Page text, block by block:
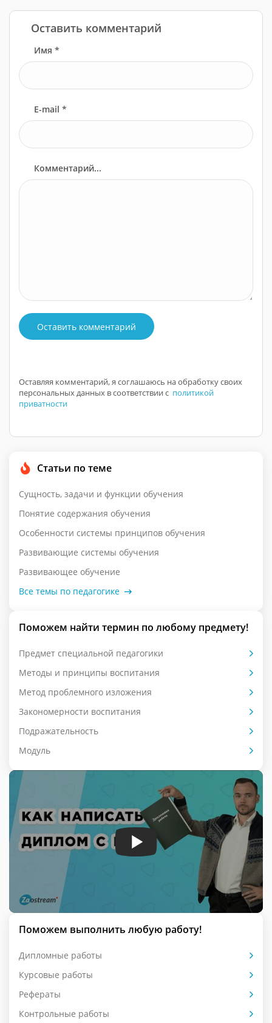
Оставить комментарий
Имя *
E-mail *
Комментарий...
Оставить комментарий
Оставляя комментарий, я соглашаюсь на обработку своих
персональных данных в соответствии с политикой
приватности
Статьи по теме
Сущность, задачи и функции обучения
Понятие содержания обучения
Особенности системы принципов обучения
Развивающие системы обучения
Развивающее обучение
Все темы по педагогике
Поможем найти термин по любому предмету!
Предмет специальной педагогики
Методы и принципы воспитания
Метод проблемного изложения
Закономерности воспитания
Подражательность
Модуль
Поможем выполнить любую работу!
Дипломные работы
Курсовые работы
Рефераты
Контрольные работы